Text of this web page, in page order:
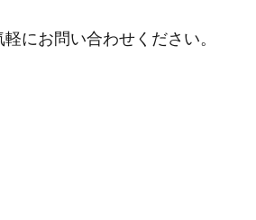
にお問い合わせください。